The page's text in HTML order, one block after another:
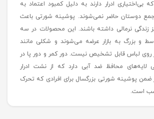
مصرف است. اين محصولات در سایزبندی مختلف
در دسترس شما قرار خواهد گرفت.
بی‌اختیاری ادرار دارند به دلیل کمبود اعتماد به
دوستان حاضر نمی‌شوند. پوشینه شورتی باعث
زندگی نرمالی داشته باشند. این محصولات در سه
و بزرگ به بازار عرضه می‌شوند و شکلی مانند